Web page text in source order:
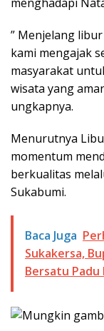
” Menjelang
kami mengajak
masyarakat
wisata yang
ungkapnya.
Menurutnya
momentum
berkualitas
Sukabumi.
Baca Juga
Sukakersa,
Bersatu Padu